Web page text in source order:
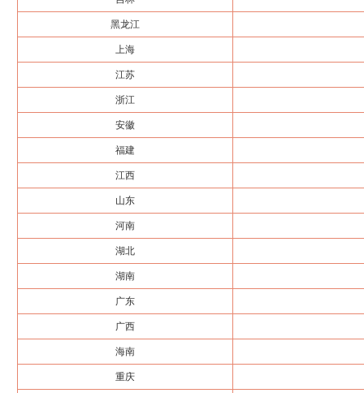
黑龙江
上海
江苏
浙江
安徽
福建
江西
山东
河南
湖北
湖南
广东
广西
海南
重庆